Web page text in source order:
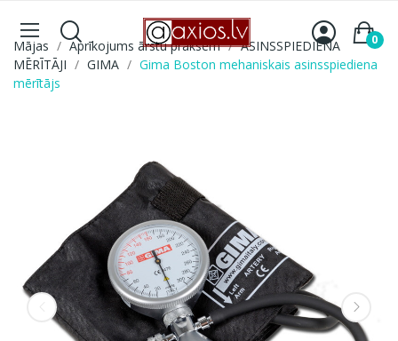
0
Mājas Aprīkojums ārstu praksēm
ASINSSPIEDIENA
MĒRĪTĀJI
GIMA
Gima Boston mehaniskais asinsspiediena
mērītājs